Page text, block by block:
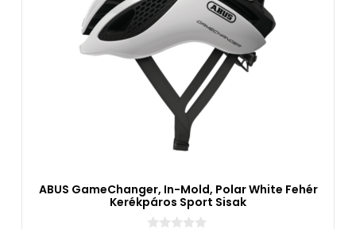
ABUS GameChanger, In-Mold, Polar White Fehér
Kerékpáros Sport Sisak